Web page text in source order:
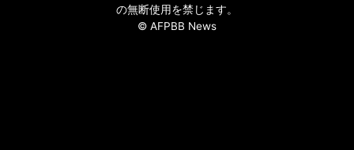
の無断使用を禁じます。
© AFPBB News